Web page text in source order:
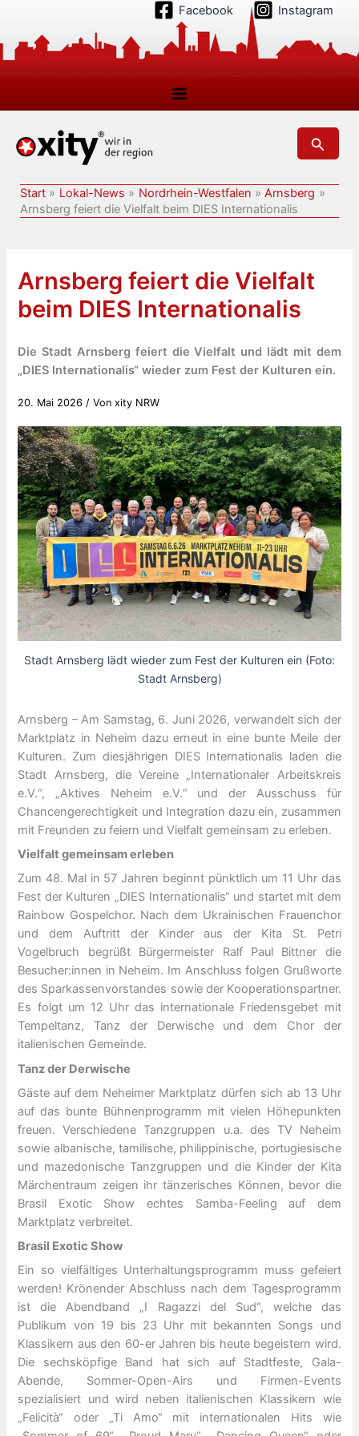
springen
Facebook Instagram
Suchen
Start Lokal-News Nordrhein-Westfalen
Arnsberg
Arnsberg feiert die Vielfalt beim DIES Internationalis
Arnsberg feiert die Vielfalt
beim DIES Internationalis
Die Stadt Arnsberg feiert die Vielfalt und lädt mit dem
„DIES Internationalis“ wieder zum Fest der Kulturen ein.
20. Mai 2026 / Vonxity NRW
Stadt Arnsberg lädt wieder zum Fest der Kulturen ein (Foto:
Stadt Arnsberg)
Arnsberg – Am Samstag, 6. Juni 2026, verwandelt sich der
Marktplatz in Neheim dazu erneut in eine bunte Meile der
Kulturen. Zum diesjährigen DIES Internationalis laden die
Stadt Arnsberg, die Vereine „Internationaler Arbeitskreis
e.V.“, „Aktives Neheim e.V.“ und der Ausschuss für
Chancengerechtigkeit und Integration dazu ein, zusammen
mit Freunden zu feiern und Vielfalt gemeinsam zu erleben.
Vielfalt gemeinsam erleben
Zum 48. Mal in 57 Jahren beginnt pünktlich um 11 Uhr das
Fest der Kulturen „DIES Internationalis“ und startet mit dem
Rainbow Gospelchor. Nach dem Ukrainischen Frauenchor
und dem Auftritt der Kinder aus der Kita St. Petri
Vogelbruch begrüßt Bürgermeister Ralf Paul Bittner die
Besucher:innen in Neheim. Im Anschluss folgen Grußworte
des Sparkassenvorstandes sowie der Kooperationspartner.
Es folgt um 12 Uhr das internationale Friedensgebet mit
Tempeltanz, Tanz der Derwische und dem Chor der
italienischen Gemeinde.
Tanz der Derwische
Gäste auf dem Neheimer Marktplatz dürfen sich ab 13 Uhr
auf das bunte Bühnenprogramm mit vielen Höhepunkten
freuen. Verschiedene Tanzgruppen u.a. des TV Neheim
sowie albanische, tamilische, philippinische, portugiesische
und mazedonische Tanzgruppen und die Kinder der Kita
Märchentraum zeigen ihr tänzerisches Können, bevor die
Brasil Exotic Show echtes Samba-Feeling auf dem
Marktplatz verbreitet.
Brasil Exotic Show
Ein so vielfältiges Unterhaltungsprogramm muss gefeiert
werden! Krönender Abschluss nach dem Tagesprogramm
ist die Abendband „I Ragazzi del Sud“, welche das
Publikum von 19 bis 23 Uhr mit bekannten Songs und
Klassikern aus den 60-er Jahren bis heute begeistern wird.
Die sechsköpfige Band hat sich auf Stadtfeste, Gala-
Abende, Sommer-Open-Airs und Firmen-Events
spezialisiert und wird neben italienischen Klassikern wie
„Felicità“ oder „Ti Amo“ mit internationalen Hits wie